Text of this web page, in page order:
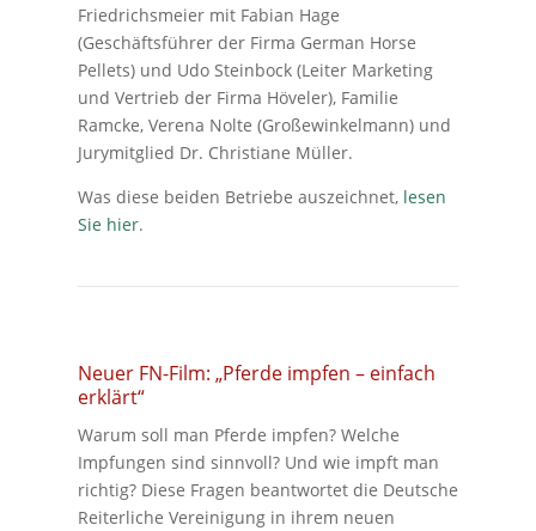
Friedrichsmeier mit Fabian Hage
(Geschäftsführer der Firma German Horse
Pellets) und Udo Steinbock (Leiter Marketing
und Vertrieb der Firma Höveler), Familie
Ramcke, Verena Nolte (Großewinkelmann) und
Jurymitglied Dr. Christiane Müller.
Was diese beiden Betriebe auszeichnet, lesen
Sie hier.
Neuer FN-Film: „Pferde impfen – einfach
erklärt“
Warum soll man Pferde impfen? Welche
Impfungen sind sinnvoll? Und wie impft man
richtig? Diese Fragen beantwortet die Deutsche
Reiterliche Vereinigung in ihrem neuen